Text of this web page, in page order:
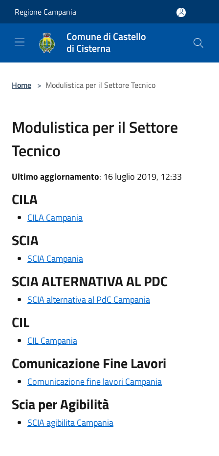
Regione Campania
Comune di Castello
di Cisterna
Home > Modulistica per il Settore Tecnico
Modulistica per il Settore
Tecnico
Ultimo aggiornamento: 16 luglio 2019, 12:33
CILA
CILA Campania
SCIA
SCIA Campania
SCIA ALTERNATIVA AL PDC
SCIA alternativa al PdC Campania
CIL
CIL Campania
Comunicazione Fine Lavori
Comunicazione fine lavori Campania
Scia per Agibilità
SCIA agibilita Campania